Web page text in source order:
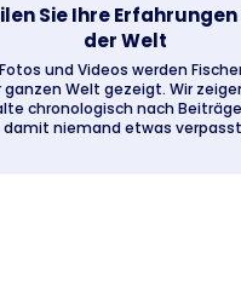
Sie Ihre
der Welt
und Videos werden
ganzen Welt gezeigt. Wir
chronologisch nach
damit niemand etwas